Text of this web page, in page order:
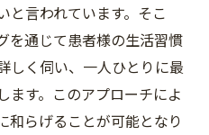
と言われています。そこ
を通じて患者様の生活習慣
しく伺い、一人ひとりに最
ます。このアプローチによ
和らげることが可能となり